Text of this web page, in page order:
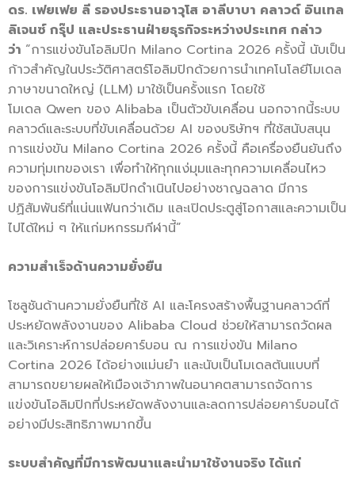
ดร. เฟยเฟย ลี รองประธานอาวุโส อาลีบาบา คลาวด์ อินเทล
ลิเจนซ์ กรุ๊ป และประธานฝ่ายธุรกิจระหว่างประเทศ กล่าว
ว่า “การแข่งขันโอลิมปิก Milano Cortina 2026 ครั้งนี้ นับเป็น
ก้าวสำคัญในประวัติศาสตร์โอลิมปิกด้วยการนำเทคโนโลยีโมเดล
ภาษาขนาดใหญ่ (LLM) มาใช้เป็นครั้งแรก โดยใช้
โมเดล Qwen ของ Alibaba เป็นตัวขับเคลื่อน นอกจากนี้ระบบ
คลาวด์และระบบที่ขับเคลื่อนด้วย AI ของบริษัทฯ ที่ใช้สนับสนุน
การแข่งขัน Milano Cortina 2026 ครั้งนี้ คือเครื่องยืนยันถึง
ความทุ่มเทของเรา เพื่อทำให้ทุกแง่มุมและทุกความเคลื่อนไหว
ของการแข่งขันโอลิมปิกดำเนินไปอย่างชาญฉลาด มีการ
ปฏิสัมพันธ์ที่แน่นแฟ้นกว่าเดิม และเปิดประตูสู่โอกาสและความเป็น
ไปได้ใหม่ ๆ ให้แก่มหกรรมกีฬานี้”
ความสำเร็จด้านความยั่งยืน
โซลูชันด้านความยั่งยืนที่ใช้ AI และโครงสร้างพื้นฐานคลาวด์ที่
ประหยัดพลังงานของ Alibaba Cloud ช่วยให้สามารถวัดผล
และวิเคราะห์การปล่อยคาร์บอน ณ การแข่งขัน Milano
Cortina 2026 ได้อย่างแม่นยำ และนับเป็นโมเดลต้นแบบที่
สามารถขยายผลให้เมืองเจ้าภาพในอนาคตสามารถจัดการ
แข่งขันโอลิมปิกที่ประหยัดพลังงานและลดการปล่อยคาร์บอนได้
อย่างมีประสิทธิภาพมากขึ้น
ระบบสำคัญที่มีการพัฒนาและนำมาใช้งานจริง ได้แก่